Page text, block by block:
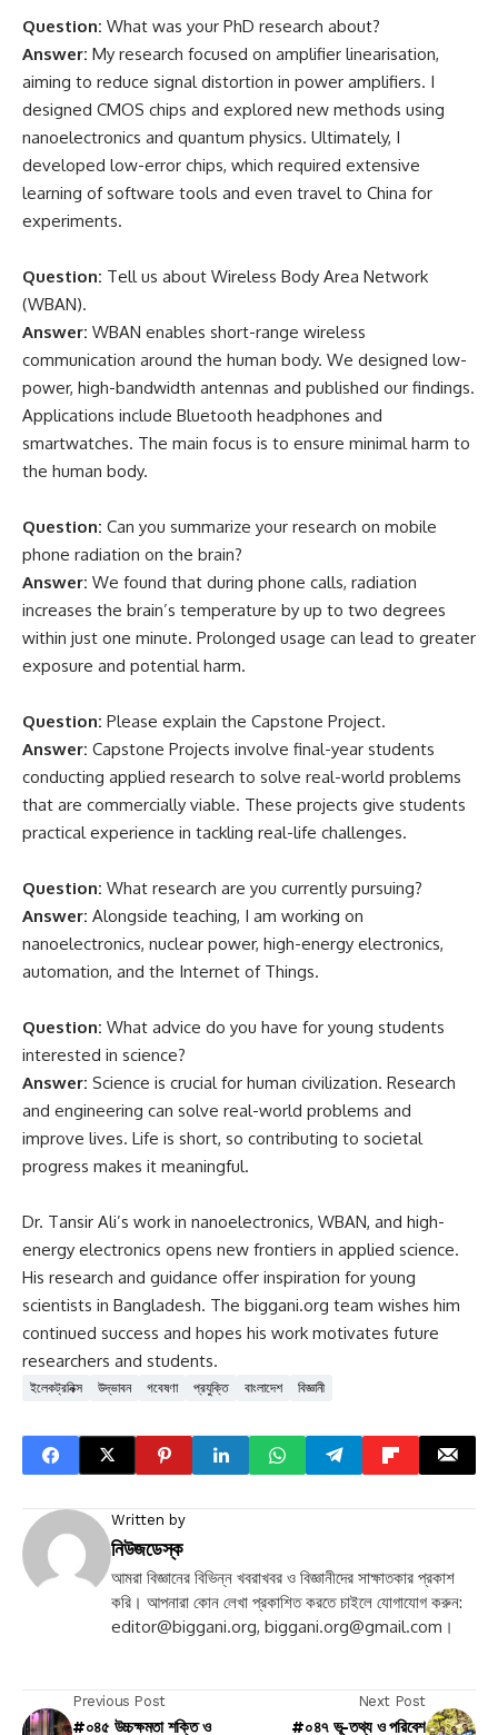
Question: What was your PhD research about?
Answer: My research focused on amplifier linearisation,
aiming to reduce signal distortion in power amplifiers. I
designed CMOS chips and explored new methods using
nanoelectronics and quantum physics. Ultimately, I
developed low-error chips, which required extensive
learning of software tools and even travel to China for
experiments.
Question: Tell us about Wireless Body Area Network
(WBAN).
Answer: WBAN enables short-range wireless
communication around the human body. We designed low-
power, high-bandwidth antennas and published our findings.
Applications include Bluetooth headphones and
smartwatches. The main focus is to ensure minimal harm to
the human body.
Question: Can you summarize your research on mobile
phone radiation on the brain?
Answer: We found that during phone calls, radiation
increases the brain’s temperature by up to two degrees
within just one minute. Prolonged usage can lead to greater
exposure and potential harm.
Question: Please explain the Capstone Project.
Answer: Capstone Projects involve final-year students
conducting applied research to solve real-world problems
that are commercially viable. These projects give students
practical experience in tackling real-life challenges.
Question: What research are you currently pursuing?
Answer: Alongside teaching, I am working on
nanoelectronics, nuclear power, high-energy electronics,
automation, and the Internet of Things.
Question: What advice do you have for young students
interested in science?
Answer: Science is crucial for human civilization. Research
and engineering can solve real-world problems and
improve lives. Life is short, so contributing to societal
progress makes it meaningful.
Dr. Tansir Ali’s work in nanoelectronics, WBAN, and high-
energy electronics opens new frontiers in applied science.
His research and guidance offer inspiration for young
scientists in Bangladesh. The biggani.org team wishes him
continued success and hopes his work motivates future
researchers and students.
ইলেকট্রনিক্স উদ্ভাবন গবেষণা প্রযুক্তি বাংলাদেশ বিজ্ঞানী
Written by
নিউজডেস্ক
আমরা বিজ্ঞানের বিভিন্ন খবরাখবর ও বিজ্ঞানীদের সাক্ষাতকার প্রকাশ
করি। আপনারা কোন লেখা প্রকাশিত করতে চাইলে যোগাযোগ করুন:
editor@biggani.org, biggani.org@gmail.com ।
Previous Post
#০৪৫ উচ্চক্ষমতা শক্তি ও
Next Post
#০৪৭ ভূ-তথ্য ও পরিবেশ